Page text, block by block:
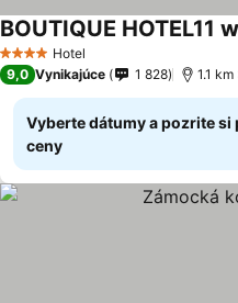
4 Počet hviezdičiek
Hotel
BOUTIQUE HOTEL11
9,0 Vynikajúce 1 828 1.1
Vyberte dátumy a pozrite si
ceny